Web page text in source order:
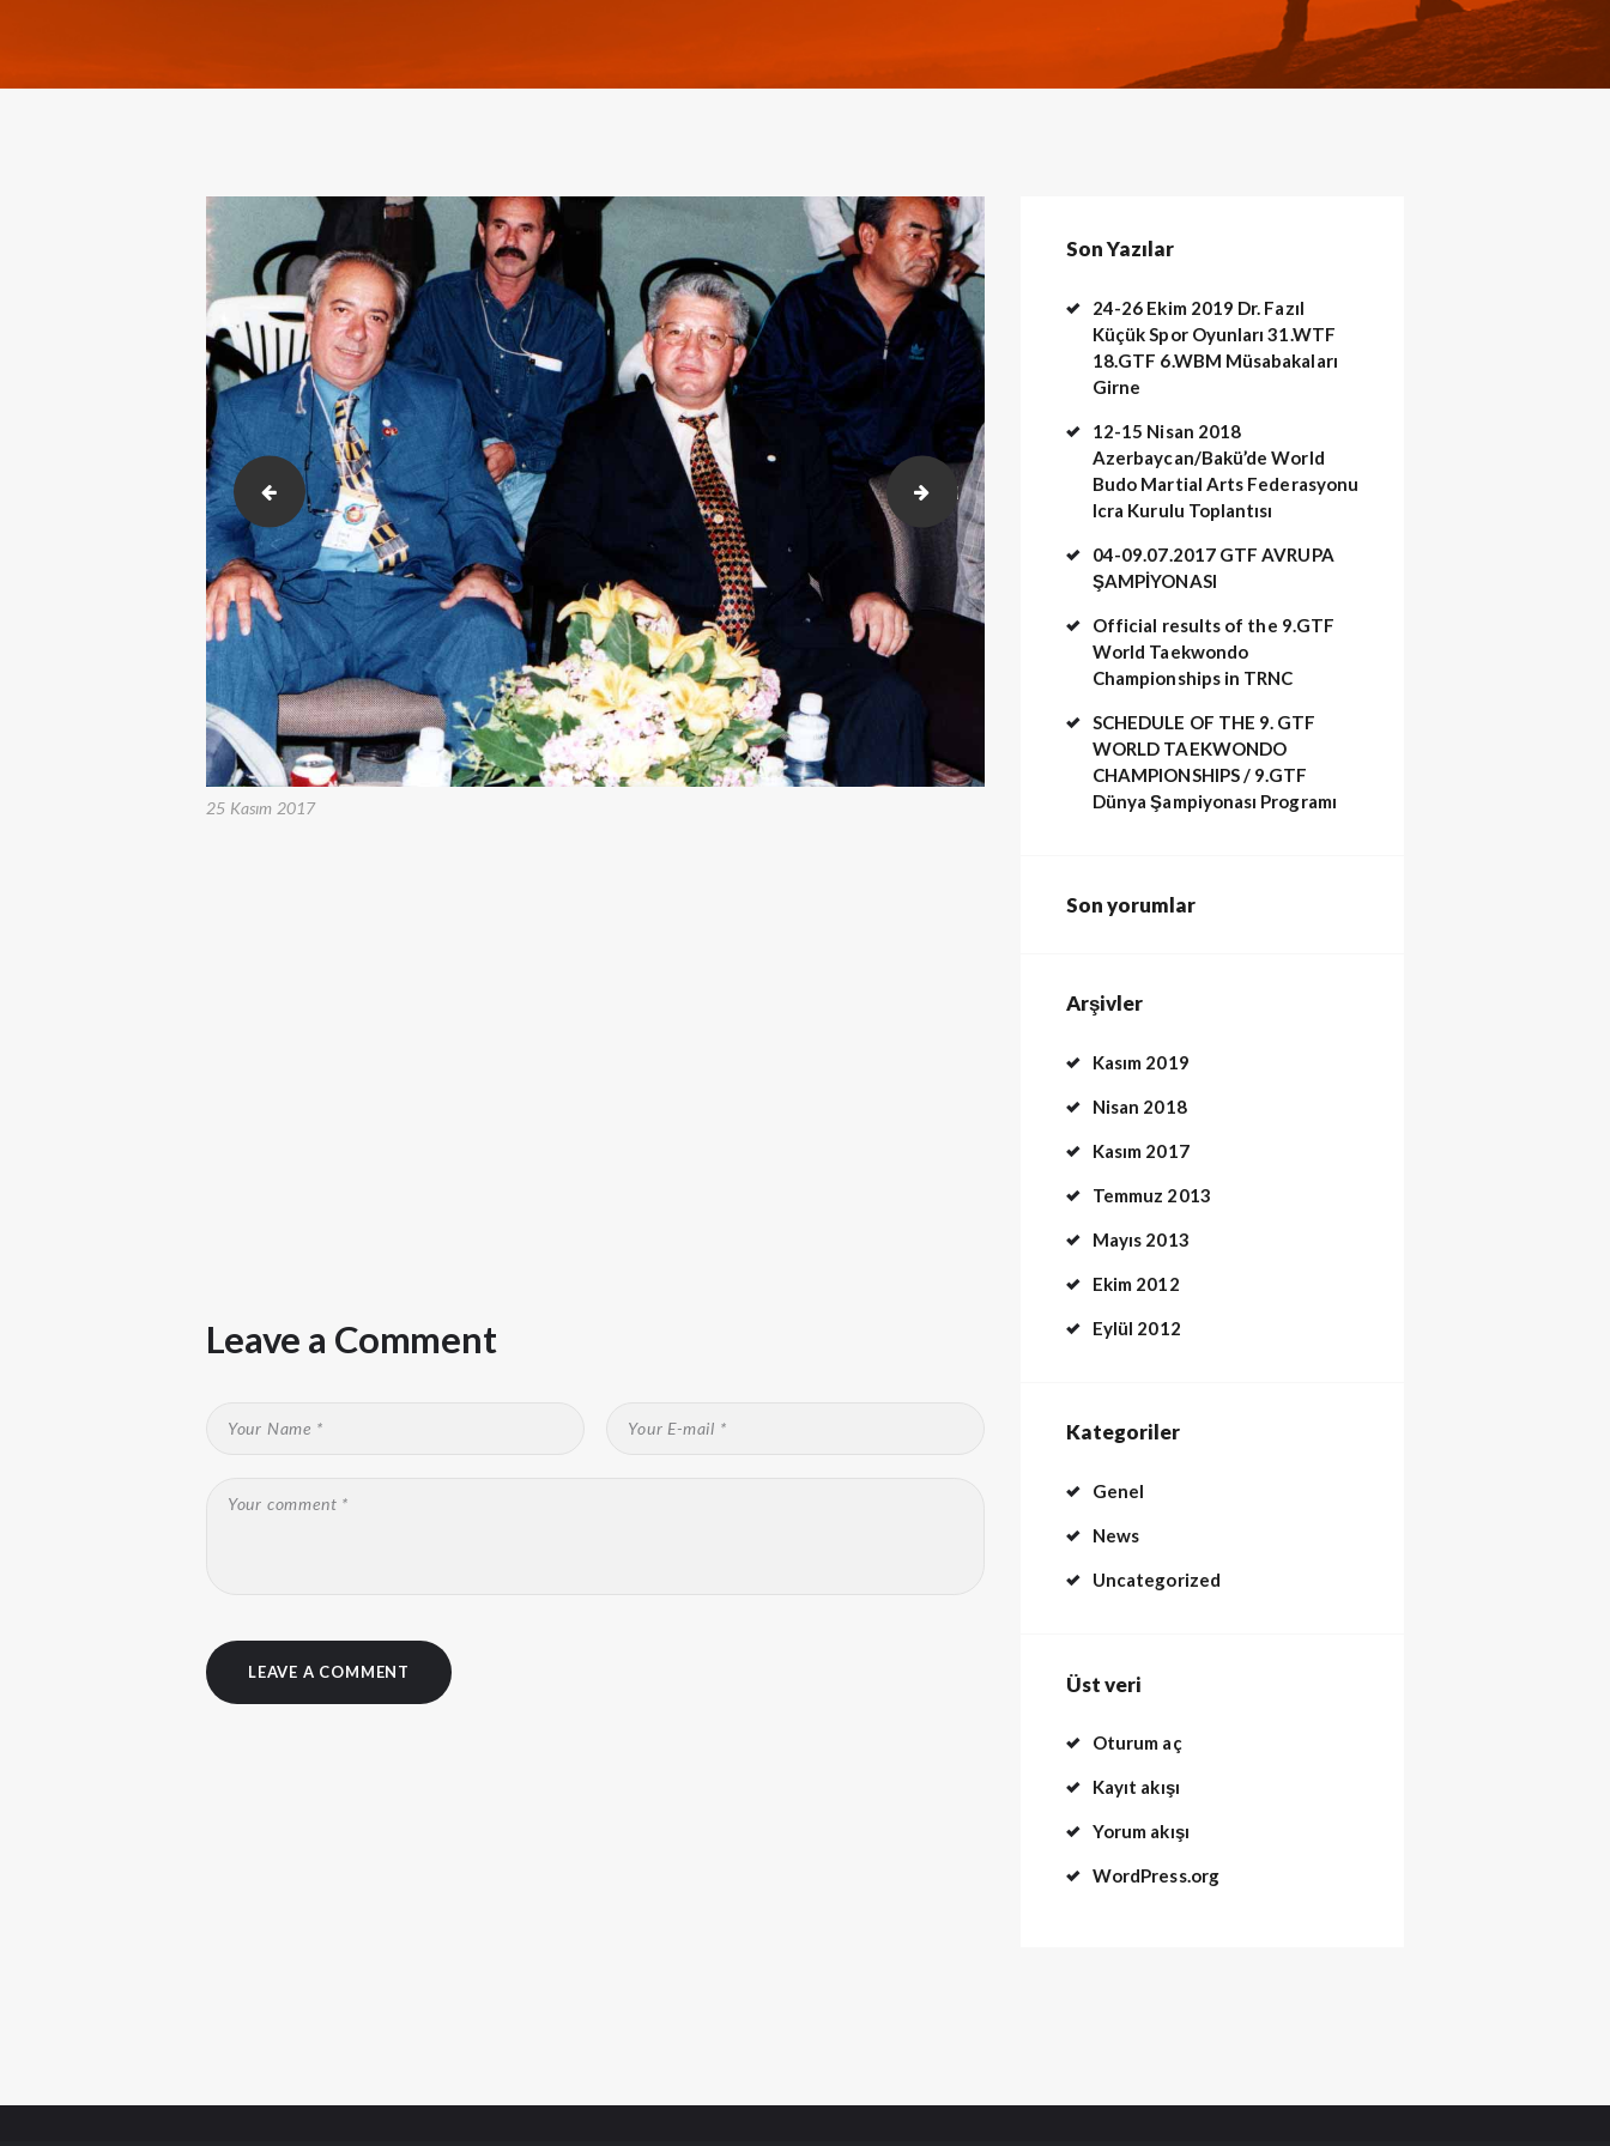
013 (2) 016 (2)
25 Kasım 2017
Leave a Comment
Son Yazılar
24-26 Ekim 2019 Dr. Fazıl
Küçük Spor Oyunları 31.WTF
18.GTF 6.WBM Müsabakaları
Girne
12-15 Nisan 2018
Azerbaycan/Bakü’de World
Budo Martial Arts Federasyonu
Icra Kurulu Toplantısı
04-09.07.2017 GTF AVRUPA
ŞAMPİYONASI
Official results of the 9.GTF
World Taekwondo
Championships in TRNC
SCHEDULE OF THE 9. GTF
WORLD TAEKWONDO
CHAMPIONSHIPS / 9.GTF
Dünya Şampiyonası Programı
Son yorumlar
Arşivler
Kasım 2019
Nisan 2018
Kasım 2017
Temmuz 2013
Mayıs 2013
Ekim 2012
Eylül 2012
Kategoriler
Genel
News
Uncategorized
Üst veri
Oturum aç
Kayıt akışı
Yorum akışı
WordPress.org